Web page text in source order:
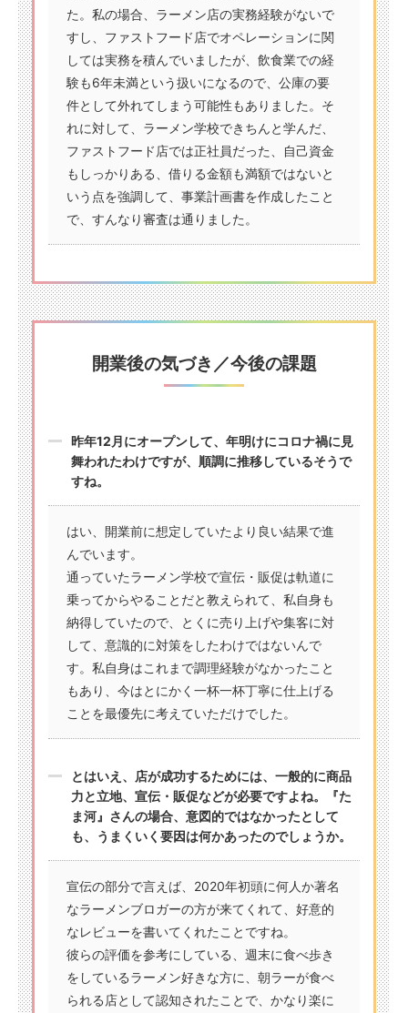
た。私の場合、ラーメン店の実務経験がないで
すし、ファストフード店でオペレーションに関
しては実務を積んでいましたが、飲食業での経
験も6年未満という扱いになるので、公庫の要
件として外れてしまう可能性もありました。そ
れに対して、ラーメン学校できちんと学んだ、
ファストフード店では正社員だった、自己資金
もしっかりある、借りる金額も満額ではないと
いう点を強調して、事業計画書を作成したこと
で、すんなり審査は通りました。
開業後の気づき／今後の課題
昨年12月にオープンして、年明けにコロナ禍に見
舞われたわけですが、順調に推移しているそうで
すね。
はい、開業前に想定していたより良い結果で進
んでいます。
通っていたラーメン学校で宣伝・販促は軌道に
乗ってからやることだと教えられて、私自身も
納得していたので、とくに売り上げや集客に対
して、意識的に対策をしたわけではないんで
す。私自身はこれまで調理経験がなかったこと
もあり、今はとにかく一杯一杯丁寧に仕上げる
ことを最優先に考えていただけでした。
とはいえ、店が成功するためには、一般的に商品
力と立地、宣伝・販促などが必要ですよね。『た
ま河』さんの場合、意図的ではなかったとして
も、うまくいく要因は何かあったのでしょうか。
宣伝の部分で言えば、2020年初頭に何人か著名
なラーメンブロガーの方が来てくれて、好意的
なレビューを書いてくれたことですね。
彼らの評価を参考にしている、週末に食べ歩き
をしているラーメン好きな方に、朝ラーが食べ
られる店として認知されたことで、かなり楽に